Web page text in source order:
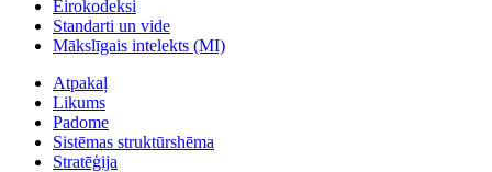
Eirokodeksi
Standarti un vide
Mākslīgais intelekts (MI)
Atpakaļ
Likums
Padome
Sistēmas struktūrshēma
Stratēģija